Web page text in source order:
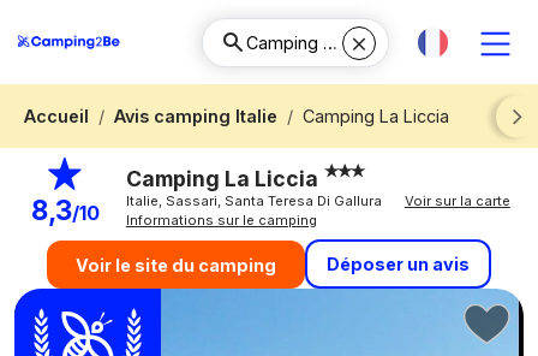
Accueil Avis camping Italie
Camping La Liccia
Next
8,3/10
Camping La Liccia
Italie, Sassari, Santa Teresa Di Gallura
Voir sur la carte
Informations sur le camping
Voir le site du camping Déposer un avis